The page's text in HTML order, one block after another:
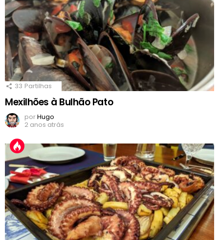
33 Partilhas
Mexilhões à Bulhão Pato
porHugo
2 anos atrás